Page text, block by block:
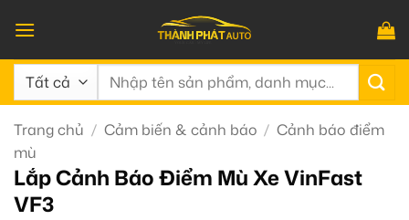
qua
nội
dung
Tìm
Trang chủ / Cảm biến & cảnh báo / Cảnh báo điểm
mù
Lắp Cảnh Báo Điểm Mù Xe VinFast
VF3